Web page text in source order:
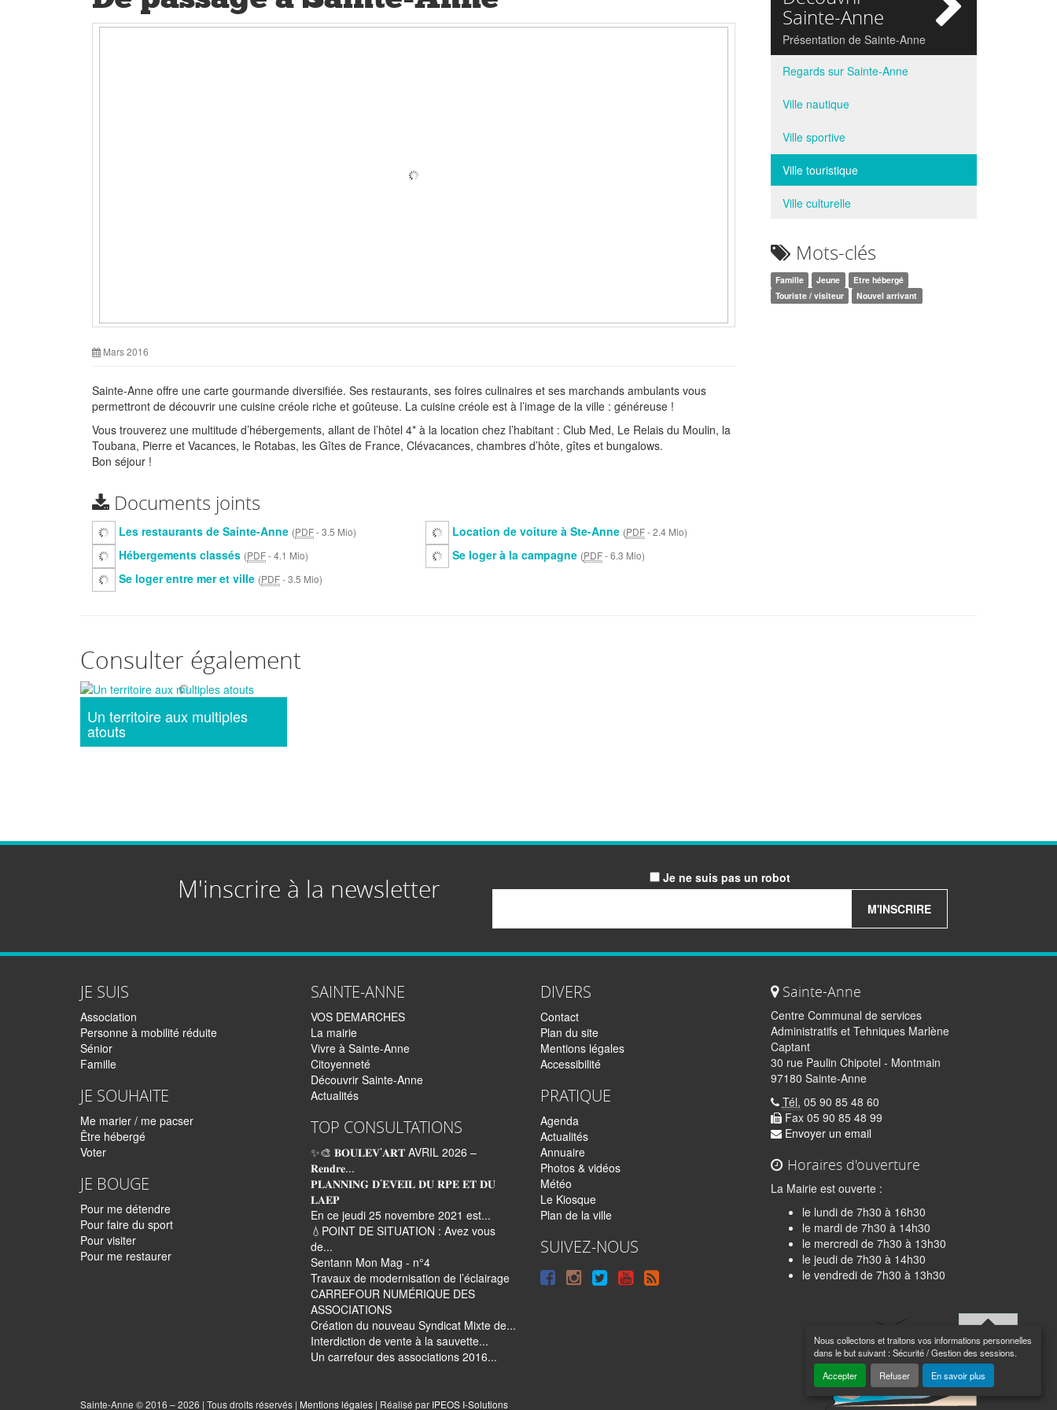
Nous collectons et traitons vos informations personnelles
dans le but suivant :Sécurité / Gestion des sessions.
Accepter
Refuser En savoir plus
Mars 2016
Sainte-Anne offre une carte gourmande diversifiée. Ses restaurants, ses foires culinaires et ses marchands ambulants vous
permettront de découvrir une cuisine créole riche et goûteuse. La cuisine créole est à l’image de la ville : généreuse !
Vous trouverez une multitude d’hébergements, allant de l’hôtel 4* à la location chez l’habitant : Club Med, Le Relais du Moulin, la
Toubana, Pierre et Vacances, le Rotabas, les Gîtes de France, Clévacances, chambres d’hôte, gîtes et bungalows.
Bon séjour !
Documents joints
Les restaurants de Sainte-Anne (PDF-3.5 Mio) Location de voiture à Ste-Anne (PDF-2.4 Mio)
Hébergements classés (PDF-4.1 Mio) Se loger à la campagne (PDF-6.3 Mio)
Se loger entre mer et ville (PDF-3.5 Mio)
Sainte-Anne
Présentation de Sainte-Anne
Regards sur Sainte-Anne
Ville nautique
Ville sportive
Ville touristique
Ville culturelle
Mots-clés
Famille Jeune
Etre hébergé
Touriste / visiteur
Nouvel arrivant
Consulter également
Un territoire aux multiples
atouts
Haut de
page
M'inscrire à la newsletter
Je ne suis pas un robot
M'INSCRIRE
JE SUIS
Association
Personne à mobilité réduite
Sénior
Famille
JE SOUHAITE
Me marier / me pacser
Être hébergé
Voter
JE BOUGE
Pour me détendre
Pour faire du sport
Pour visiter
Pour me restaurer
SAINTE-ANNE
VOS DEMARCHES
La mairie
Vivre à Sainte-Anne
Citoyenneté
Découvrir Sainte-Anne
Actualités
TOP CONSULTATIONS
✨🎨 𝐁𝐎𝐔𝐋𝐄𝐕’𝐀𝐑𝐓 AVRIL 2026 –
𝐑𝐞𝐧𝐝𝐫𝐞...
𝐏𝐋𝐀𝐍𝐍𝐈𝐍𝐆 𝐃’𝐄𝐕𝐄𝐈𝐋 𝐃𝐔 𝐑𝐏𝐄 𝐄𝐓 𝐃𝐔
𝐋𝐀𝐄𝐏
En ce jeudi 25 novembre 2021 est...
💧POINT DE SITUATION : Avez vous
de...
Sentann Mon Mag - n°4
Travaux de modernisation de l’éclairage
CARREFOUR NUMÉRIQUE DES
ASSOCIATIONS
Création du nouveau Syndicat Mixte de...
Interdiction de vente à la sauvette...
Un carrefour des associations 2016...
DIVERS
Contact
Plan du site
Mentions légales
Accessibilité
PRATIQUE
Agenda
Actualités
Annuaire
Photos & vidéos
Météo
Le Kiosque
Plan de la ville
SUIVEZ-NOUS
SuivreSuivreSuivreSyndiquer
Sainte-Anne
Centre Communal de services
Administratifs et Tehniques Marlène
Captant
30 rue Paulin Chipotel - Montmain
97180 Sainte-Anne
Tél. 05 90 85 48 60
Fax 05 90 85 48 99
Envoyer un email
Horaires d'ouverture
La Mairie est ouverte :
le lundi de 7h30 à 16h30
le mardi de 7h30 à 14h30
le mercredi de 7h30 à 13h30
le jeudi de 7h30 à 14h30
le vendredi de 7h30 à 13h30
Sainte-Anne © 2016 – 2026 | Tous droits réservés | Mentions légales | Réalisé par IPEOS I-Solutions